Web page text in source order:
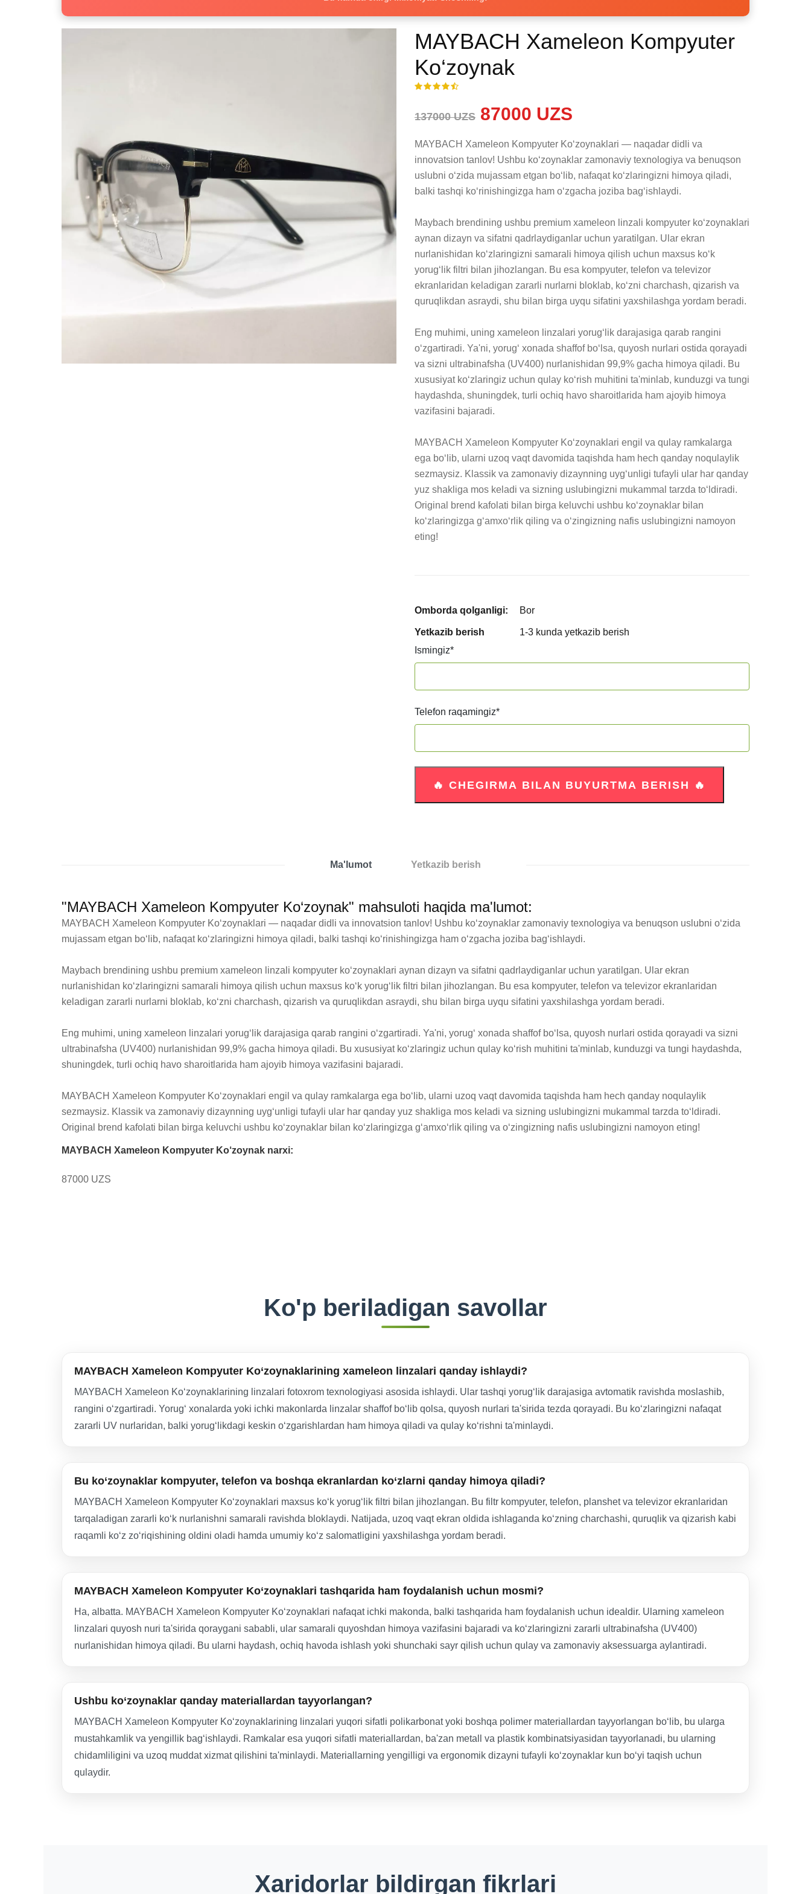
MAYBACH Xameleon Kompyuter
Ko‘zoynak
137000 UZS 87000 UZS
MAYBACH Xameleon Kompyuter Ko‘zoynaklari — naqadar didli va
innovatsion tanlov! Ushbu ko‘zoynaklar zamonaviy texnologiya va benuqson
uslubni o‘zida mujassam etgan bo‘lib, nafaqat ko‘zlaringizni himoya qiladi,
balki tashqi ko‘rinishingizga ham o‘zgacha joziba bag‘ishlaydi.
Maybach brendining ushbu premium xameleon linzali kompyuter ko‘zoynaklari
aynan dizayn va sifatni qadrlaydiganlar uchun yaratilgan. Ular ekran
nurlanishidan ko‘zlaringizni samarali himoya qilish uchun maxsus ko‘k
yorug‘lik filtri bilan jihozlangan. Bu esa kompyuter, telefon va televizor
ekranlaridan keladigan zararli nurlarni bloklab, ko‘zni charchash, qizarish va
quruqlikdan asraydi, shu bilan birga uyqu sifatini yaxshilashga yordam beradi.
Eng muhimi, uning xameleon linzalari yorug‘lik darajasiga qarab rangini
o‘zgartiradi. Ya'ni, yorug‘ xonada shaffof bo‘lsa, quyosh nurlari ostida qorayadi
va sizni ultrabinafsha (UV400) nurlanishidan 99,9% gacha himoya qiladi. Bu
xususiyat ko‘zlaringiz uchun qulay ko‘rish muhitini ta'minlab, kunduzgi va tungi
haydashda, shuningdek, turli ochiq havo sharoitlarida ham ajoyib himoya
vazifasini bajaradi.
MAYBACH Xameleon Kompyuter Ko‘zoynaklari engil va qulay ramkalarga
ega bo‘lib, ularni uzoq vaqt davomida taqishda ham hech qanday noqulaylik
sezmaysiz. Klassik va zamonaviy dizaynning uyg‘unligi tufayli ular har qanday
yuz shakliga mos keladi va sizning uslubingizni mukammal tarzda to‘ldiradi.
Original brend kafolati bilan birga keluvchi ushbu ko‘zoynaklar bilan
ko‘zlaringizga g‘amxo‘rlik qiling va o‘zingizning nafis uslubingizni namoyon
eting!
Omborda qolganligi: Bor
Yetkazib berish
1-3 kunda yetkazib berish
Ismingiz*
Telefon raqamingiz*
Ma'lumot Yetkazib berish
"MAYBACH Xameleon Kompyuter Ko‘zoynak" mahsuloti haqida ma'lumot:
MAYBACH Xameleon Kompyuter Ko‘zoynaklari — naqadar didli va innovatsion tanlov! Ushbu ko‘zoynaklar zamonaviy texnologiya va benuqson uslubni o‘zida
mujassam etgan bo‘lib, nafaqat ko‘zlaringizni himoya qiladi, balki tashqi ko‘rinishingizga ham o‘zgacha joziba bag‘ishlaydi.
Maybach brendining ushbu premium xameleon linzali kompyuter ko‘zoynaklari aynan dizayn va sifatni qadrlaydiganlar uchun yaratilgan. Ular ekran
nurlanishidan ko‘zlaringizni samarali himoya qilish uchun maxsus ko‘k yorug‘lik filtri bilan jihozlangan. Bu esa kompyuter, telefon va televizor ekranlaridan
keladigan zararli nurlarni bloklab, ko‘zni charchash, qizarish va quruqlikdan asraydi, shu bilan birga uyqu sifatini yaxshilashga yordam beradi.
Eng muhimi, uning xameleon linzalari yorug‘lik darajasiga qarab rangini o‘zgartiradi. Ya'ni, yorug‘ xonada shaffof bo‘lsa, quyosh nurlari ostida qorayadi va sizni
ultrabinafsha (UV400) nurlanishidan 99,9% gacha himoya qiladi. Bu xususiyat ko‘zlaringiz uchun qulay ko‘rish muhitini ta'minlab, kunduzgi va tungi haydashda,
shuningdek, turli ochiq havo sharoitlarida ham ajoyib himoya vazifasini bajaradi.
MAYBACH Xameleon Kompyuter Ko‘zoynaklari engil va qulay ramkalarga ega bo‘lib, ularni uzoq vaqt davomida taqishda ham hech qanday noqulaylik
sezmaysiz. Klassik va zamonaviy dizaynning uyg‘unligi tufayli ular har qanday yuz shakliga mos keladi va sizning uslubingizni mukammal tarzda to‘ldiradi.
Original brend kafolati bilan birga keluvchi ushbu ko‘zoynaklar bilan ko‘zlaringizga g‘amxo‘rlik qiling va o‘zingizning nafis uslubingizni namoyon eting!
MAYBACH Xameleon Kompyuter Ko‘zoynak narxi:
87000 UZS
Ko'p beriladigan savollar
MAYBACH Xameleon Kompyuter Ko‘zoynaklarining xameleon linzalari qanday ishlaydi?
MAYBACH Xameleon Ko‘zoynaklarining linzalari fotoxrom texnologiyasi asosida ishlaydi. Ular tashqi yorug‘lik darajasiga avtomatik ravishda moslashib,
rangini o‘zgartiradi. Yorug‘ xonalarda yoki ichki makonlarda linzalar shaffof bo‘lib qolsa, quyosh nurlari ta'sirida tezda qorayadi. Bu ko‘zlaringizni nafaqat
zararli UV nurlaridan, balki yorug‘likdagi keskin o‘zgarishlardan ham himoya qiladi va qulay ko‘rishni ta'minlaydi.
Bu ko‘zoynaklar kompyuter, telefon va boshqa ekranlardan ko‘zlarni qanday himoya qiladi?
MAYBACH Xameleon Kompyuter Ko‘zoynaklari maxsus ko‘k yorug‘lik filtri bilan jihozlangan. Bu filtr kompyuter, telefon, planshet va televizor ekranlaridan
tarqaladigan zararli ko‘k nurlanishni samarali ravishda bloklaydi. Natijada, uzoq vaqt ekran oldida ishlaganda ko‘zning charchashi, quruqlik va qizarish kabi
raqamli ko‘z zo‘riqishining oldini oladi hamda umumiy ko‘z salomatligini yaxshilashga yordam beradi.
MAYBACH Xameleon Kompyuter Ko‘zoynaklari tashqarida ham foydalanish uchun mosmi?
Ha, albatta. MAYBACH Xameleon Kompyuter Ko‘zoynaklari nafaqat ichki makonda, balki tashqarida ham foydalanish uchun idealdir. Ularning xameleon
linzalari quyosh nuri ta'sirida qoraygani sababli, ular samarali quyoshdan himoya vazifasini bajaradi va ko‘zlaringizni zararli ultrabinafsha (UV400)
nurlanishidan himoya qiladi. Bu ularni haydash, ochiq havoda ishlash yoki shunchaki sayr qilish uchun qulay va zamonaviy aksessuarga aylantiradi.
Ushbu ko‘zoynaklar qanday materiallardan tayyorlangan?
MAYBACH Xameleon Kompyuter Ko‘zoynaklarining linzalari yuqori sifatli polikarbonat yoki boshqa polimer materiallardan tayyorlangan bo‘lib, bu ularga
mustahkamlik va yengillik bag‘ishlaydi. Ramkalar esa yuqori sifatli materiallardan, ba'zan metall va plastik kombinatsiyasidan tayyorlanadi, bu ularning
chidamliligini va uzoq muddat xizmat qilishini ta'minlaydi. Materiallarning yengilligi va ergonomik dizayni tufayli ko‘zoynaklar kun bo‘yi taqish uchun
qulaydir.
Xaridorlar bildirgan fikrlari